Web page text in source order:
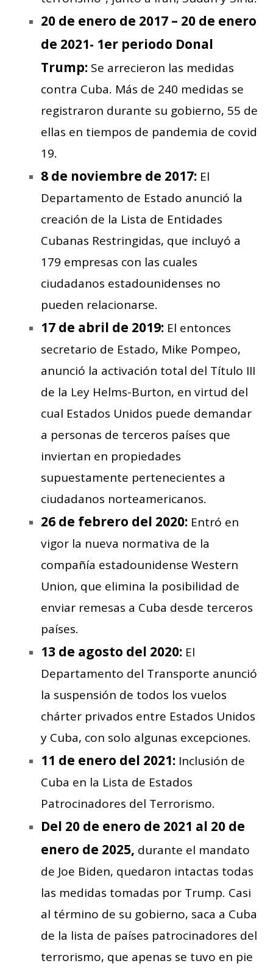
20 de enero de 2017 – 20 de enero
de 2021- 1er periodo Donal
Trump: Se arrecieron las medidas
contra Cuba. Más de 240 medidas se
registraron durante su gobierno, 55 de
ellas en tiempos de pandemia de covid
19.
8 de noviembre de 2017: El
Departamento de Estado anunció la
creación de la Lista de Entidades
Cubanas Restringidas, que incluyó a
179 empresas con las cuales
ciudadanos estadounidenses no
pueden relacionarse.
17 de abril de 2019: El entonces
secretario de Estado, Mike Pompeo,
anunció la activación total del Título III
de la Ley Helms-Burton, en virtud del
cual Estados Unidos puede demandar
a personas de terceros países que
inviertan en propiedades
supuestamente pertenecientes a
ciudadanos norteamericanos.
26 de febrero del 2020: Entró en
vigor la nueva normativa de la
compañía estadounidense Western
Union, que elimina la posibilidad de
enviar remesas a Cuba desde terceros
países.
13 de agosto del 2020: El
Departamento del Transporte anunció
la suspensión de todos los vuelos
chárter privados entre Estados Unidos
y Cuba, con solo algunas excepciones.
11 de enero del 2021: Inclusión de
Cuba en la Lista de Estados
Patrocinadores del Terrorismo.
Del 20 de enero de 2021 al 20 de
enero de 2025, durante el mandato
de Joe Biden, quedaron intactas todas
las medidas tomadas por Trump. Casi
al término de su gobierno, saca a Cuba
de la lista de países patrocinadores del
terrorismo, que apenas se tuvo en pie